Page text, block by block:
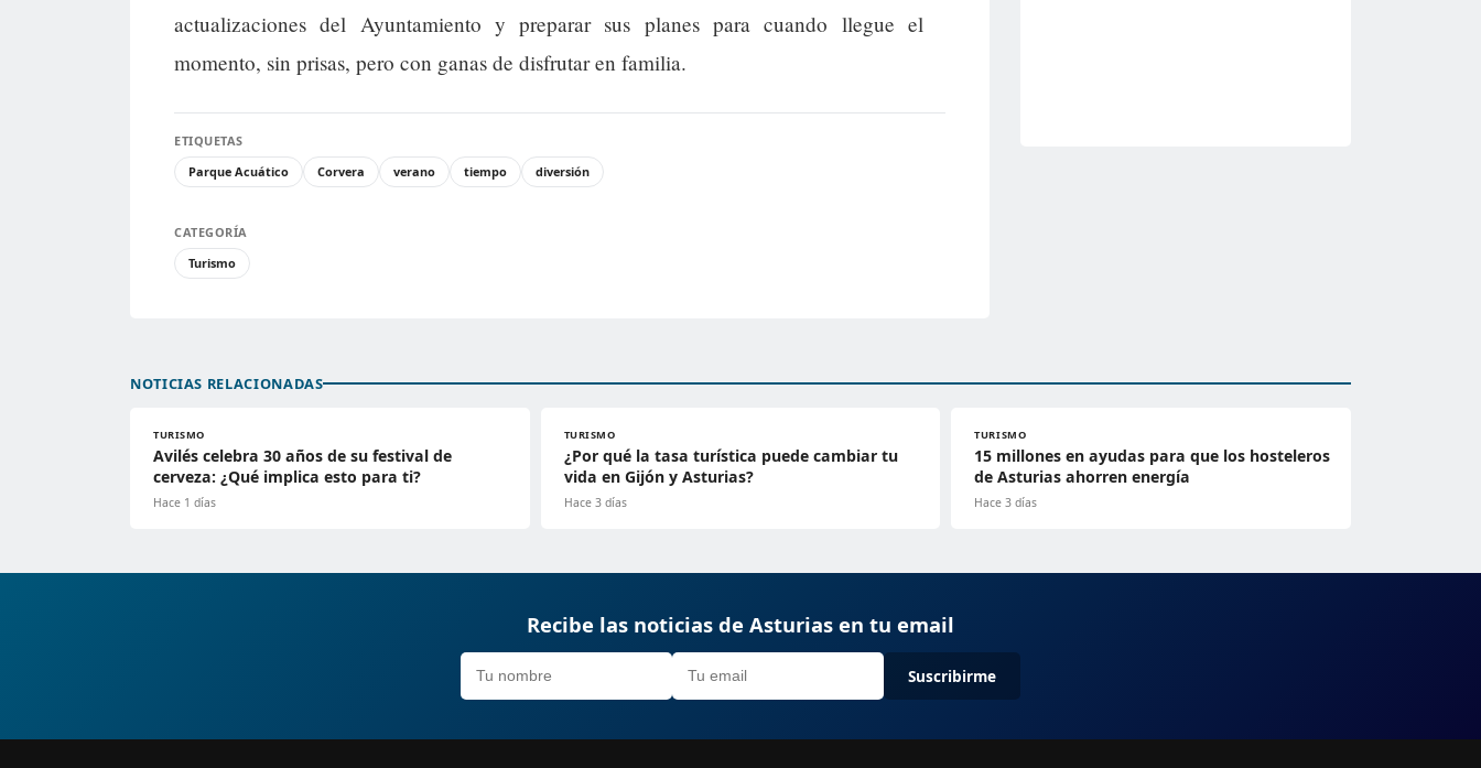
actualizaciones del Ayuntamiento y preparar sus planes para cuando llegue el
momento, sin prisas, pero con ganas de disfrutar en familia.
ETIQUETAS
Parque Acuático
Corvera verano tiempo diversión
CATEGORÍA
Turismo
NOTICIAS RELACIONADAS
TURISMO
Avilés celebra 30 años de su festival de
cerveza: ¿Qué implica esto para ti?
Hace 1 días
TURISMO
¿Por qué la tasa turística puede cambiar tu
vida en Gijón y Asturias?
Hace 3 días
TURISMO
15 millones en ayudas para que los hosteleros
de Asturias ahorren energía
Hace 3 días
Recibe las noticias de Asturias en tu email
Suscribirme